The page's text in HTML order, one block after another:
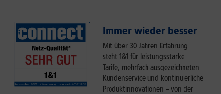
Immer wieder besser
Mit über 30 Jahren Erfahrung
steht 1&1 für leistungsstarke
Tarife, mehrfach ausgezeichneten
Kundenservice und kontinuierliche
Produktinnovationen – von der